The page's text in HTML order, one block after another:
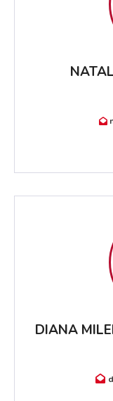
DIANA